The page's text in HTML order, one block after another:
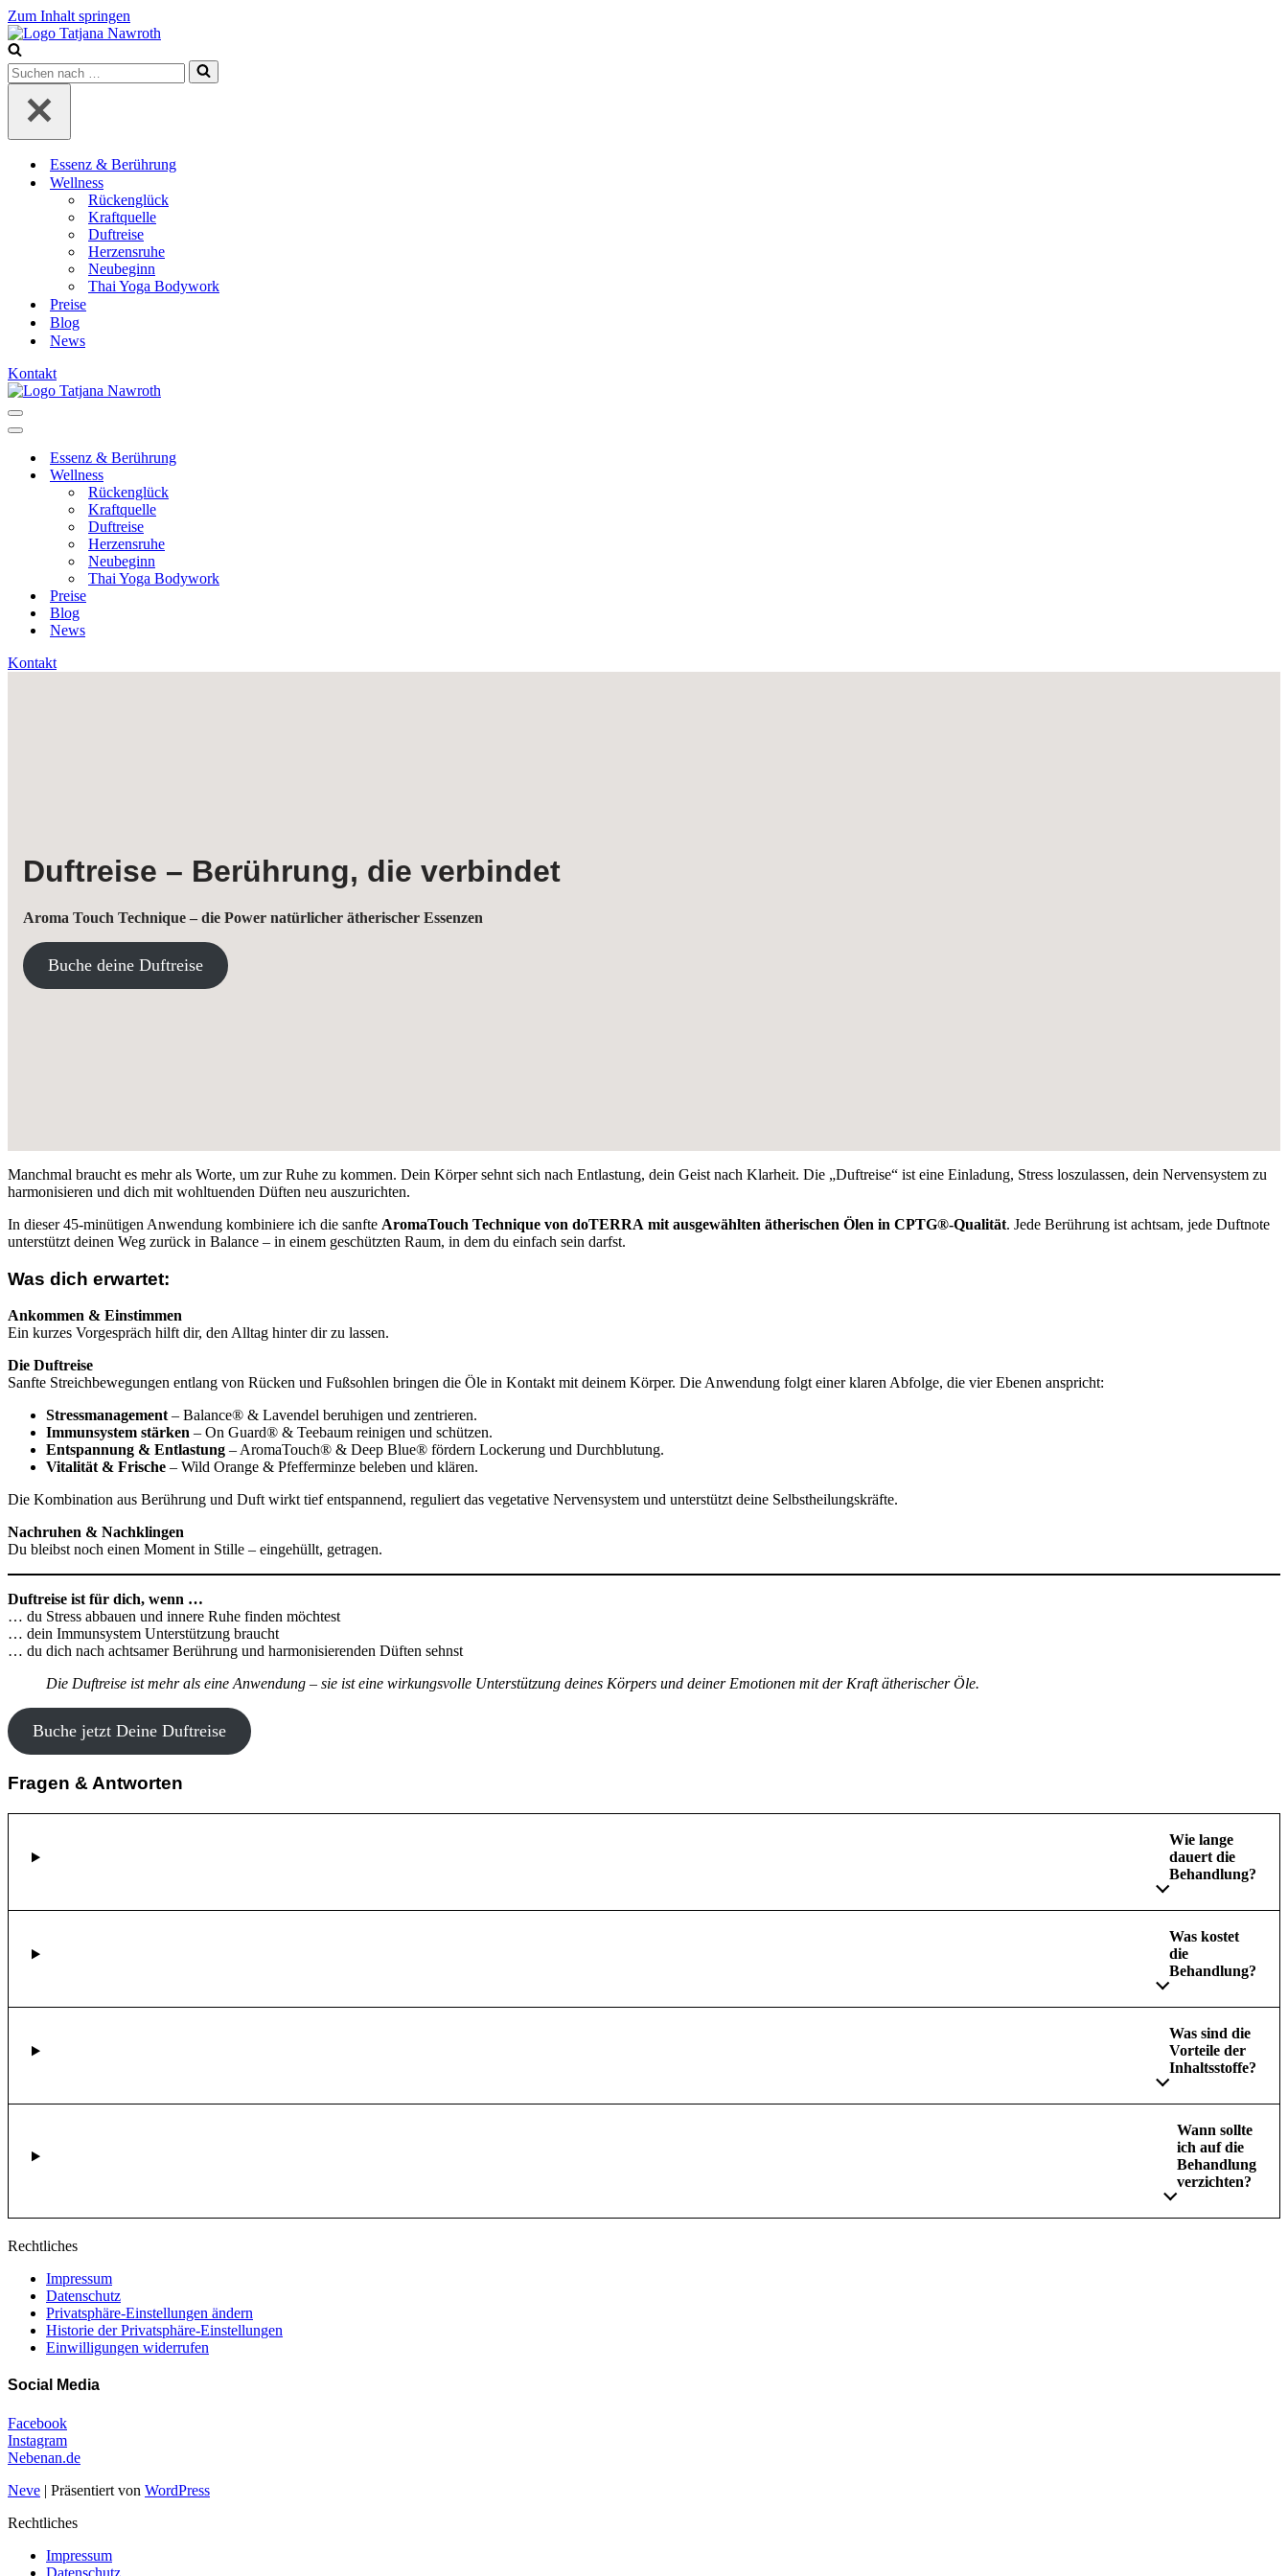
Zum Inhalt springen
Suchen
nach …
Essenz & Berührung
Wellness
Rückenglück
Kraftquelle
Duftreise
Herzensruhe
Neubeginn
Thai Yoga Bodywork
Preise
Blog
News
Kontakt
Navigationsmenü
Navigationsmenü
Essenz & Berührung
Wellness
Rückenglück
Kraftquelle
Duftreise
Herzensruhe
Neubeginn
Thai Yoga Bodywork
Preise
Blog
News
Kontakt
Duftreise – Berührung, die verbindet
Aroma Touch Technique – die Power natürlicher ätherischer Essenzen
Buche deine Duftreise
Manchmal braucht es mehr als Worte, um zur Ruhe zu kommen. Dein Körper sehnt sich nach Entlastung, dein Geist nach Klarheit. Die „Duftreise“ ist eine Einladung, Stress loszulassen, dein Nervensystem zu
harmonisieren und dich mit wohltuenden Düften neu auszurichten.
In dieser 45-minütigen Anwendung kombiniere ich die sanfte AromaTouch Technique von doTERRA mit ausgewählten ätherischen Ölen in CPTG®-Qualität. Jede Berührung ist achtsam, jede Duftnote
unterstützt deinen Weg zurück in Balance – in einem geschützten Raum, in dem du einfach sein darfst.
Was dich erwartet:
Ankommen & Einstimmen
Ein kurzes Vorgespräch hilft dir, den Alltag hinter dir zu lassen.
Die Duftreise
Sanfte Streichbewegungen entlang von Rücken und Fußsohlen bringen die Öle in Kontakt mit deinem Körper. Die Anwendung folgt einer klaren Abfolge, die vier Ebenen anspricht:
Stressmanagement– Balance® & Lavendel beruhigen und zentrieren.
Immunsystem stärken – On Guard® & Teebaum reinigen und schützen.
Entspannung & Entlastung – AromaTouch® & Deep Blue® fördern Lockerung und Durchblutung.
Vitalität & Frische – Wild Orange & Pfefferminze beleben und klären.
Die Kombination aus Berührung und Duft wirkt tief entspannend, reguliert das vegetative Nervensystem und unterstützt deine Selbstheilungskräfte.
Nachruhen & Nachklingen
Du bleibst noch einen Moment in Stille – eingehüllt, getragen.
Duftreise ist für dich, wenn …
… du Stress abbauen und innere Ruhe finden möchtest
… dein Immunsystem Unterstützung braucht
… du dich nach achtsamer Berührung und harmonisierenden Düften sehnst
Die Duftreise ist mehr als eine Anwendung – sie ist eine wirkungsvolle Unterstützung deines Körpers und deiner Emotionen mit der Kraft ätherischer Öle.
Buche jetzt Deine Duftreise
Fragen & Antworten
Wie lange
dauert die
Behandlung?
Was kostet
die
Behandlung?
Was sind die
Vorteile der
Inhaltsstoffe?
Wann sollte
ich auf die
Behandlung
verzichten?
Rechtliches
Impressum
Datenschutz
Privatsphäre-Einstellungen ändern
Historie der Privatsphäre-Einstellungen
Einwilligungen widerrufen
Social Media
Facebook
Instagram
Nebenan.de
Neve | Präsentiert von WordPress
Rechtliches
Impressum
Datenschutz